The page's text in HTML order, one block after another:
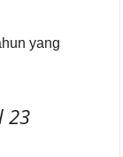
yang
23